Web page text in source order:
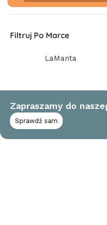
Filtruj Po Marce
LaManta
Zapraszamy do
Sprawdź sam